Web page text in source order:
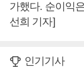
가했다. 순이익
선희 기자]
인기기사